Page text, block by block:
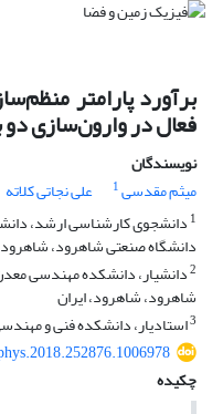
برآورد پارامتر
فعال در وارون‌سازی
نویسندگان
میثم مقدسی1 علی نجاتی کلاته
1 دانشجوی کارشناسی ارشد،
دانشگاه صنعتی شاهرود،
2دانشیار، دانشکده مهندسی
شاهرود، شاهرود، ایران
3استادیار، دانشکده فنی و
چکیده